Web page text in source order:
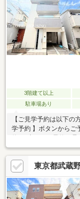
【フリーダイヤル
せ。
3階建て以上
駐車場あり
【ご見学予約は以下
学予約 】ボタンから
談ください。-Point-
徒歩20分♪■南道路につ
で解放感のある18帖の
も困りません♪■雨の日
徒歩5分圏内にありお
ム完了☆・キッチン・
東京都武蔵